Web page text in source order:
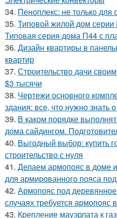
34. Пеноплекс: не только для
35. Типовой жилой дом серии
Типовая серия дома П44 с
36. Дизайн квартиры в
квартир
37. Строительство дачи
$3 тысячи
38. Чертежи основного
здания: все, что нужно знать
39. В каком порядке
дома сайдингом.
40. Выгодный выбор: купить
строительство с нуля
41. Делаем армопояс в доме
для армированного пояса
42. Армопояс под
случаях требуется армопояс
43. Крепление мауэрлата к